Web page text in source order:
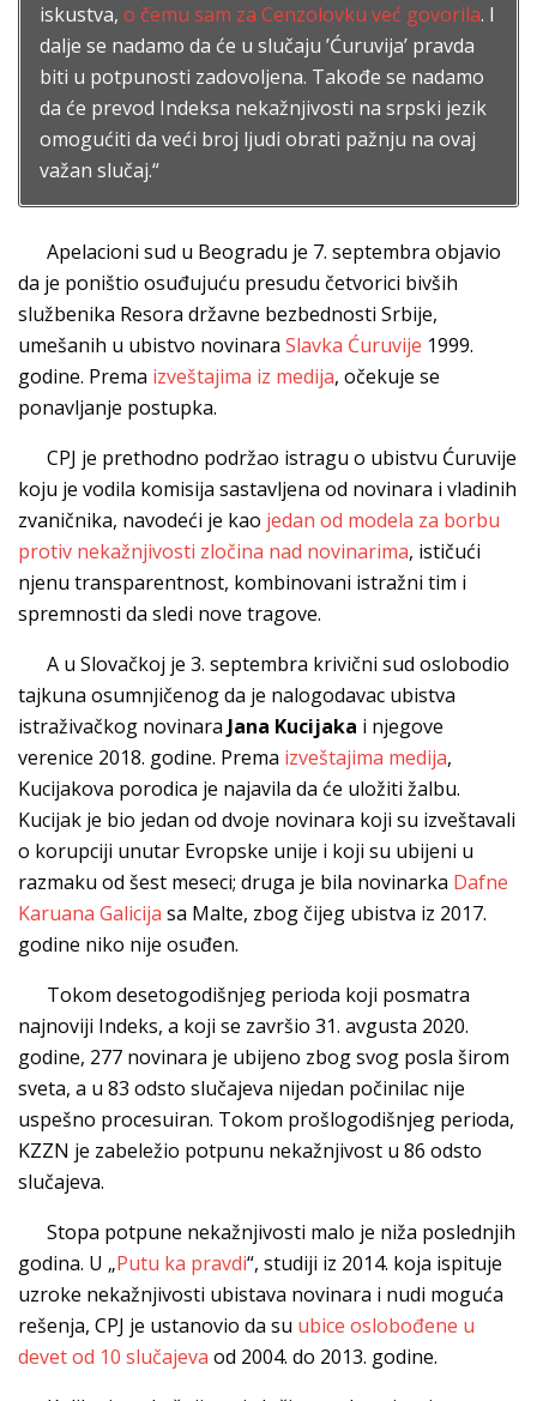
iskustva, o čemu sam za Cenzolovku već govorila. I
dalje se nadamo da će u slučaju ’Ćuruvija’ pravda
biti u potpunosti zadovoljena. Takođe se nadamo
da će prevod Indeksa nekažnjivosti na srpski jezik
omogućiti da veći broj ljudi obrati pažnju na ovaj
važan slučaj.“
Apelacioni sud u Beogradu je 7. septembra objavio
da je poništio osuđujuću presudu četvorici bivših
službenika Resora državne bezbednosti Srbije,
umešanih u ubistvo novinara Slavka Ćuruvije 1999.
godine. Prema izveštajima iz medija, očekuje se
ponavljanje postupka.
CPJ je prethodno podržao istragu o ubistvu Ćuruvije
koju je vodila komisija sastavljena od novinara i vladinih
zvaničnika, navodeći je kao jedan od modela za borbu
protiv nekažnjivosti zločina nad novinarima, ističući
njenu transparentnost, kombinovani istražni tim i
spremnosti da sledi nove tragove.
A u Slovačkoj je 3. septembra krivični sud oslobodio
tajkuna osumnjičenog da je nalogodavac ubistva
istraživačkog novinara Jana Kucijaka i njegove
verenice 2018. godine. Prema izveštajima medija,
Kucijakova porodica je najavila da će uložiti žalbu.
Kucijak je bio jedan od dvoje novinara koji su izveštavali
o korupciji unutar Evropske unije i koji su ubijeni u
razmaku od šest meseci; druga je bila novinarka Dafne
Karuana Galicija sa Malte, zbog čijeg ubistva iz 2017.
godine niko nije osuđen.
Tokom desetogodišnjeg perioda koji posmatra
najnoviji Indeks, a koji se završio 31. avgusta 2020.
godine, 277 novinara je ubijeno zbog svog posla širom
sveta, a u 83 odsto slučajeva nijedan počinilac nije
uspešno procesuiran. Tokom prošlogodišnjeg perioda,
KZZN je zabeležio potpunu nekažnjivost u 86 odsto
slučajeva.
Stopa potpune nekažnjivosti malo je niža poslednjih
godina. U „Putu ka pravdi“, studiji iz 2014. koja ispituje
uzroke nekažnjivosti ubistava novinara i nudi moguća
rešenja, CPJ je ustanovio da su ubice oslobođene u
devet od 10 slučajeva od 2004. do 2013. godine.